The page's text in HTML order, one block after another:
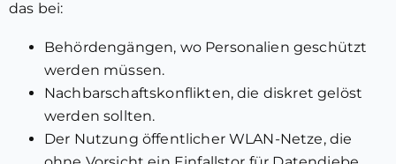
das bei:
Behördengängen, wo Personalien geschützt
werden müssen.
Nachbarschaftskonflikten, die diskret gelöst
werden sollten.
Der Nutzung öffentlicher WLAN-Netze, die